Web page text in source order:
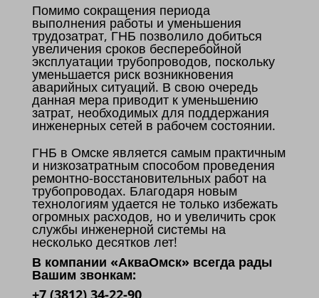
Помимо сокращения периода
выполнения работы и уменьшения
трудозатрат, ГНБ позволило добиться
увеличения сроков бесперебойной
эксплуатации трубопроводов, поскольку
уменьшается риск возникновения
аварийных ситуаций. В свою очередь
данная мера приводит к уменьшению
затрат, необходимых для поддержания
инженерных сетей в рабочем состоянии.
ГНБ в Омске является самым практичным
и низкозатратным способом проведения
ремонтно-восстановительных работ на
трубопроводах. Благодаря новым
технологиям удается не только избежать
огромных расходов, но и увеличить срок
службы инженерной системы на
несколько десятков лет!
В компании «АкваОмск» всегда рады
Вашим звонкам: